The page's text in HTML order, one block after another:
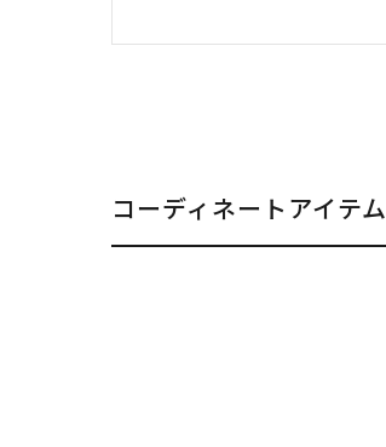
コーディネートアイテム